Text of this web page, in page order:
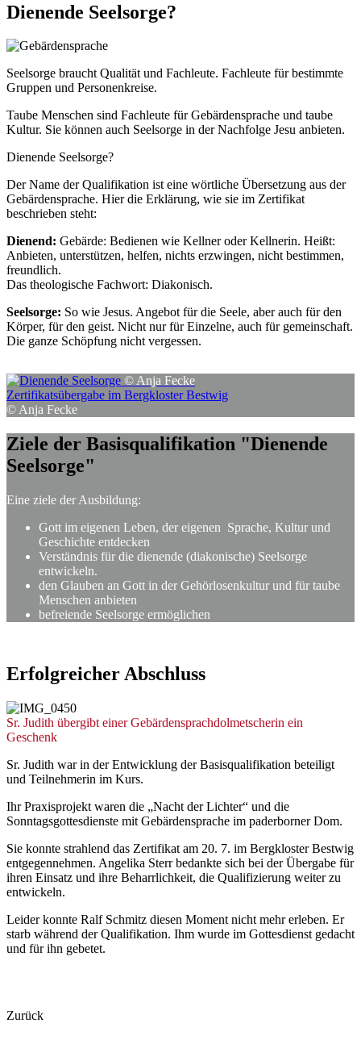
Dienende Seelsorge?
Seelsorge braucht Qualität und Fachleute. Fachleute für bestimmte
Gruppen und Personenkreise.
Taube Menschen sind Fachleute für Gebärdensprache und taube
Kultur. Sie können auch Seelsorge in der Nachfolge Jesu anbieten.
Dienende Seelsorge?
Der Name der Qualifikation ist eine wörtliche Übersetzung aus der
Gebärdensprache. Hier die Erklärung, wie sie im Zertifikat
beschrieben steht:
Dienend: Gebärde: Bedienen wie Kellner oder Kellnerin. Heißt:
Anbieten, unterstützen, helfen, nichts erzwingen, nicht bestimmen,
freundlich.
Das theologische Fachwort: Diakonisch.
Seelsorge: So wie Jesus. Angebot für die Seele, aber auch für den
Körper, für den geist. Nicht nur für Einzelne, auch für gemeinschaft.
Die ganze Schöpfung nicht vergessen.
© Anja Fecke
Zertifikatsübergabe im Bergkloster Bestwig
© Anja Fecke
Ziele der Basisqualifikation "Dienende
Seelsorge"
Eine ziele der Ausbildung:
Gott im eigenen Leben, der eigenen Sprache, Kultur und
Geschichte entdecken
Verständnis für die dienende (diakonische) Seelsorge
entwickeln.
den Glauben an Gott in der Gehörlosenkultur und für taube
Menschen anbieten
befreiende Seelsorge ermöglichen
Erfolgreicher Abschluss
Sr. Judith übergibt einer Gebärdensprachdolmetscherin ein
Geschenk
Sr. Judith war in der Entwicklung der Basisqualifikation beteiligt
und Teilnehmerin im Kurs.
Ihr Praxisprojekt waren die „Nacht der Lichter“ und die
Sonntagsgottesdienste mit Gebärdensprache im paderborner Dom.
Sie konnte strahlend das Zertifikat am 20. 7. im Bergkloster Bestwig
entgegennehmen. Angelika Sterr bedankte sich bei der Übergabe für
ihren Einsatz und ihre Beharrlichkeit, die Qualifizierung weiter zu
entwickeln.
Leider konnte Ralf Schmitz diesen Moment nicht mehr erleben. Er
starb während der Qualifikation. Ihm wurde im Gottesdienst gedacht
und für ihn gebetet.
Zurück